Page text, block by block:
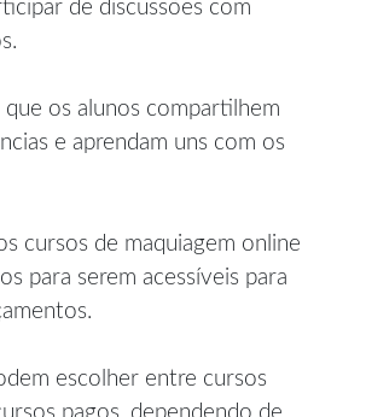
de discussões com
que os alunos compartilhem
e aprendam uns com os
cursos de maquiagem online
para serem acessíveis para
escolher entre cursos
pagos, dependendo de